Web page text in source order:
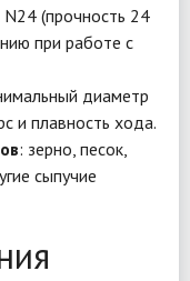
N24 (прочность 24
при работе с
диаметр
и плавность хода.
: зерно, песок,
сыпучие